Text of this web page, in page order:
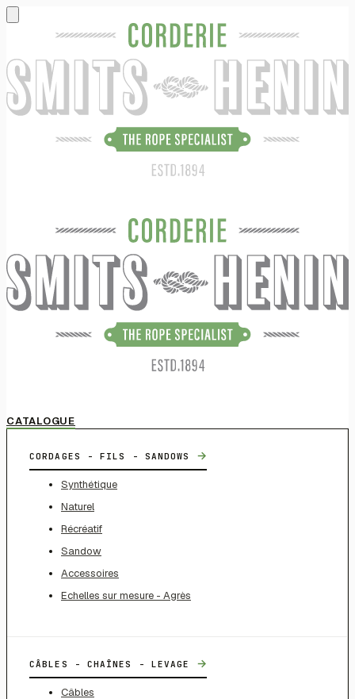
CATALOGUE
CORDAGES - FILS - SANDOWS →
Synthétique
Naturel
Récréatif
Sandow
Accessoires
Echelles sur mesure - Agrès
CÂBLES - CHAÎNES - LEVAGE →
Câbles